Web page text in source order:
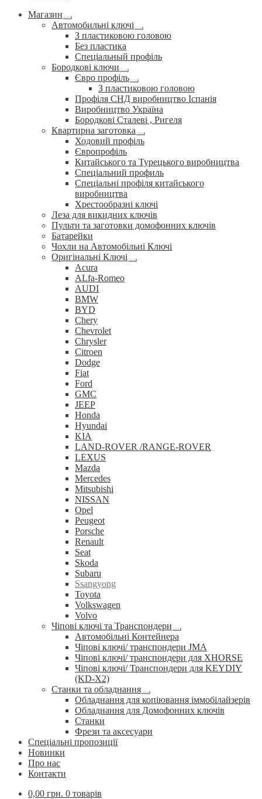
Магазин
Розгорнуте
вкладене
меню
Автомобильні ключі
Розгорнуте
вкладене
З пластиковою головою
Без пластика
Спеціальный профіль
Бородкові ключи
Розгорнуте
вкладене
меню
Євро профіль
Розгорнуте
вкладене
меню
З пластиковою головою
Профіля СНД виробництво Іспанія
Виробництво Україна
Бородкові Сталеві , Ригеля
Квартирна заготовка
Розгорнуте
вкладене
Ходовий профіль
Європрофіль
Китайського та Турецького виробництва
Спеціальний профиль
Спеціальні профіля китайського
виробництва
Хрестообразні ключі
Леза для викидних ключів
Пульти та заготовки домофонних ключів
Батарейки
Чохли на Автомобільні Ключі
Оригінальні Ключі
Розгорнуте
Acura
ALfa-Romeo
AUDI
BMW
BYD
Chery
Chevrolet
Chrysler
Citroen
Dodge
Fiat
Ford
GMC
JEEP
Honda
Hyundai
KIA
LAND-ROVER /RANGE-ROVER
LEXUS
Mazda
Mercedes
Mitsubishi
NISSAN
Opel
Peugeot
Porsche
Renault
Seat
Skoda
Subaru
Ssangyong
Toyota
Volkswagen
Volvo
Чіпові ключі та Транспондери
Розгорнуте
вкладене
меню
Автомобільні Контейнера
Чіпові ключі/ транспондери JMA
Чіпові ключі/ транспондери для XHORSE
Чіпові ключі/ Транспондери для KEYDIY
(KD-X2)
Станки та обладнання
Розгорнуте
вкладене
меню
Обладнання для копіювання іммобілайзерів
Обладнання для Домофонних ключів
Станки
Фрези та аксесуари
Спеціальні пропозиції
Новинки
Про нас
Контакти
0,00 грн. 0 товарів